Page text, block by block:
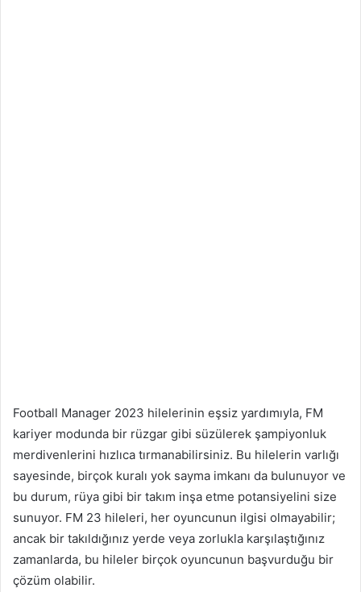
Football Manager 2023 hilelerinin eşsiz yardımıyla, FM
kariyer modunda bir rüzgar gibi süzülerek şampiyonluk
merdivenlerini hızlıca tırmanabilirsiniz. Bu hilelerin varlığı
sayesinde, birçok kuralı yok sayma imkanı da bulunuyor ve
bu durum, rüya gibi bir takım inşa etme potansiyelini size
sunuyor. FM 23 hileleri, her oyuncunun ilgisi olmayabilir;
ancak bir takıldığınız yerde veya zorlukla karşılaştığınız
zamanlarda, bu hileler birçok oyuncunun başvurduğu bir
çözüm olabilir.